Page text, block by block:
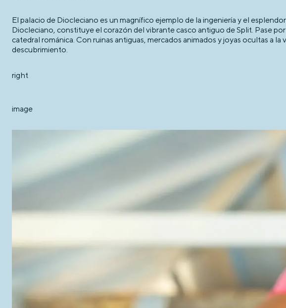
El palacio de Diocleciano es un magnífico ejemplo de la ingeniería y el
Diocleciano, constituye el corazón del vibrante casco antiguo de Split. Pase
catedral románica. Con ruinas antiguas, mercados animados y joyas ocultas a
descubrimiento.
right
image